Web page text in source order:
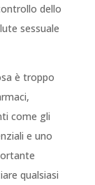
dello
sessuale
è troppo
come gli
e uno
qualsiasi